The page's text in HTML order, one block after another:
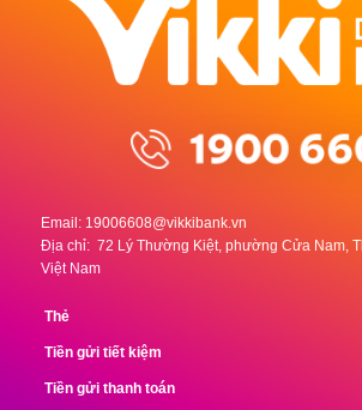
Email: 19006608@vikkibank.vn
Địa chỉ: 72 Lý Thường Kiệt, phường Cửa Nam,
Việt Nam
Thẻ
Tiền gửi tiết kiệm
Tiền gửi thanh toán